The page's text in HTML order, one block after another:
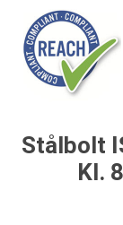
Stålbolt
Kl.